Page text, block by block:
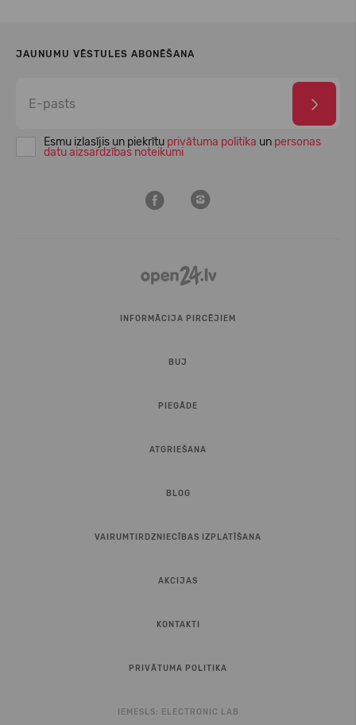
JAUNUMU VĒSTULES ABONĒŠANA
Esmu izlasījis un piekrītu privātuma politika un personas
datu aizsardzības noteikumi
INFORMĀCIJA PIRCĒJIEM
BUJ
PIEGĀDE
ATGRIEŠANA
BLOG
VAIRUMTIRDZNIECĪBAS IZPLATĪŠANA
AKCIJAS
KONTAKTI
PRIVĀTUMA POLITIKA
IEMESLS: ELECTRONIC LAB